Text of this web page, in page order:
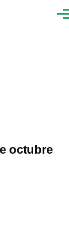
octubre